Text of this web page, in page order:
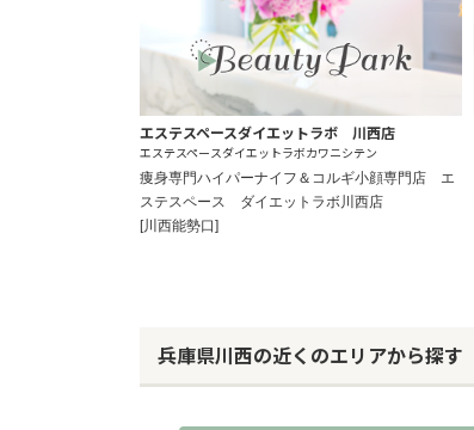
エステスペースダイエットラボ 川西店
エステスペースダイエットラボカワニシテン
痩身専門ハイパーナイフ＆コルギ小顔専門店 エ
ステスペース ダイエットラボ川西店
[川西能勢口]
兵庫県川西の近くのエリアから探す